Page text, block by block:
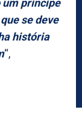
se deve
história
“,